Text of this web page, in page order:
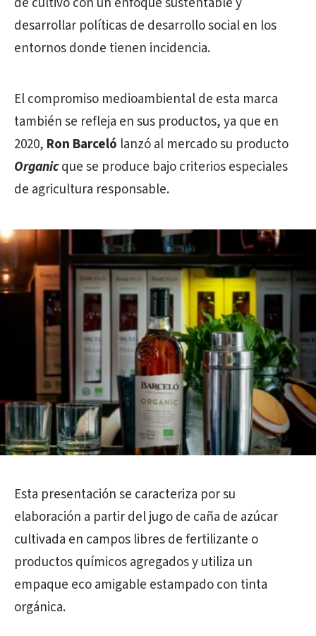
desarrollar políticas de desarrollo social en los
entornos donde tienen incidencia.
El compromiso medioambiental de esta marca
también se refleja en sus productos, ya que en
2020, Ron Barceló lanzó al mercado su producto
Organicque se produce bajo criterios especiales
de agricultura responsable.
Esta presentación se caracteriza por su
elaboración a partir del jugo de caña de azúcar
cultivada en campos libres de fertilizante o
productos químicos agregados y utiliza un
empaque eco amigable estampado con tinta
orgánica.